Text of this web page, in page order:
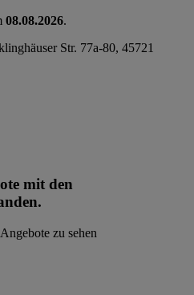
08.08.2026.
Str. 77a-80, 45721
mit den
zu sehen